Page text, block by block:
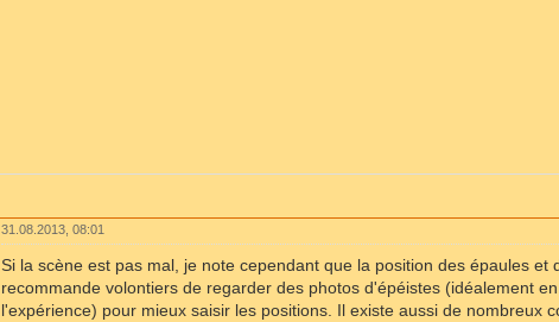
31.08.2013, 08:01
Si la scène est pas mal, je note cependant que la position des épaules
recommande volontiers de regarder des photos d'épéistes (idéalement
l'expérience) pour mieux saisir les positions. Il existe aussi de nombreux